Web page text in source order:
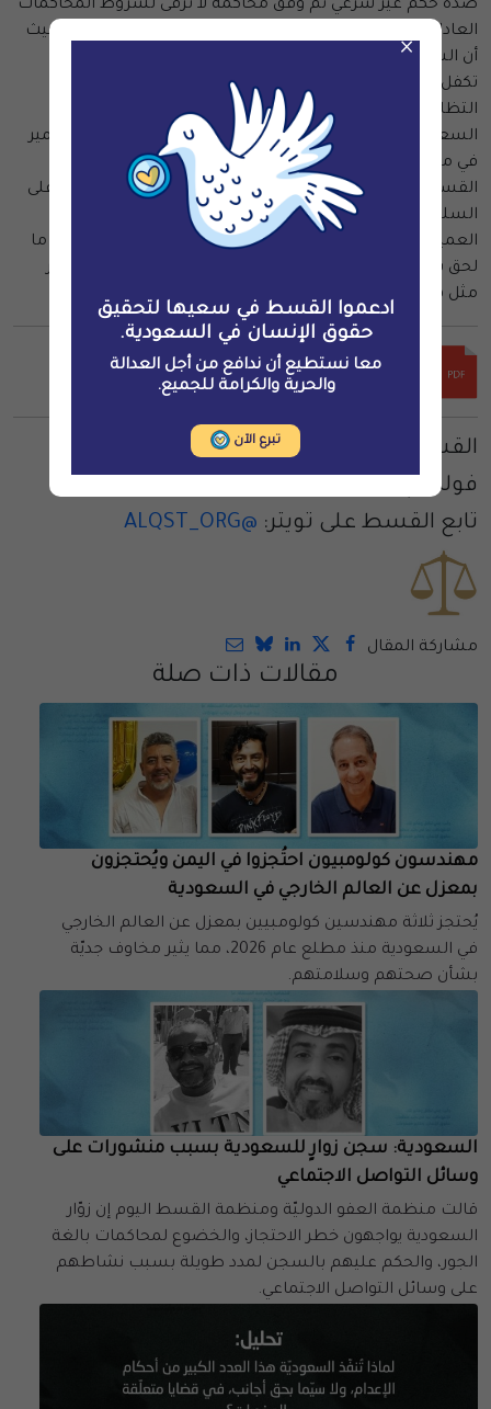
ضده حكم غير شرعي تم وفق محاكمة لا ترقى لشروط المحاكمات
العادلة، وأن التهم التي وجهت له تمس حقوقه الأساسية، وحيث
أن السلطات السعودية قد انضمت لعدد من الاتفاقيات التي
تكفل حق التظاهر، فإن معاقبة العمير بسبب طلبه أو نيته
التظاهر يعد انتهاكًا لهذه الاتفاقيات التي تعهدت السلطات
السعودية باحترامها، فضلًا عن صدور الحكم القاسي ضد العمير
في محاكمة سرية وما تعرض له العمير أثناء سجنه. وتدعوا
القسط الجميع للعمل على إنقاذ حياة خالد العمير والضغط على
السلطات والتواصل بها للإفراج الفوري وغير المشروط عن
العمير، والتحقيق في الانتهاكات التي طالته، وتعويضه مقابل ما
لحق به من أذى، والتأكد من وجود تشريعات قانونية تمنع تكرار
مثل هذه الانتهاكات.
القسط لحقوق الإنسان
فولهام، لندن
تابع القسط على تويتر: @ALQST_ORG
مشاركة المقال
مقالات ذات صلة
مهندسون كولومبيون احتُجزوا في اليمن ويُحتجزون
بمعزل عن العالم الخارجي في السعودية
يُحتجز ثلاثة مهندسين كولومبيين بمعزل عن العالم الخارجي
في السعودية منذ مطلع عام 2026، مما يثير مخاوف جديّة
بشأن صحتهم وسلامتهم.
السعودية: سجن زوارٍ للسعودية بسبب منشورات على
وسائل التواصل الاجتماعي
قالت منظمة العفو الدوليّة ومنظمة القسط اليوم إن زوّار
السعودية يواجهون خطر الاحتجاز، والخضوع لمحاكمات بالغة
الجور، والحكم عليهم بالسجن لمدد طويلة بسبب نشاطهم
على وسائل التواصل الاجتماعي.
×
ادعموا القسط في سعيها لتحقيق
حقوق الإنسان في السعودية.
معا نستطيع أن ندافع من أجل العدالة
والحرية والكرامة للجميع.
تبرع الآن